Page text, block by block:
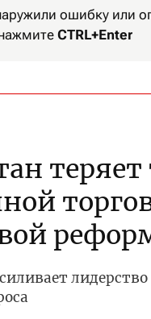
ошибку или
CTRL+Enter